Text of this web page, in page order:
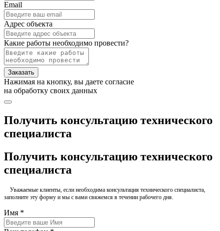
Email
Адрес объекта
Какие работы необходимо провести?
Заказать
Нажимая на кнопку, вы даете согласие
на обработку своих данных
Получить консультацию технического
специалиста
Получить консультацию технического
специалиста
Уважаемые клиенты, если необходима консультация технического специалиста,
заполните эту форму и мы с вами свяжемся в течении рабочего дня.
Имя *